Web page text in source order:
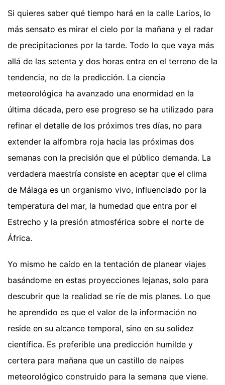
Si quieres saber qué tiempo hará en la calle Larios, lo
más sensato es mirar el cielo por la mañana y el radar
de precipitaciones por la tarde. Todo lo que vaya más
allá de las setenta y dos horas entra en el terreno de la
tendencia, no de la predicción. La ciencia
meteorológica ha avanzado una enormidad en la
última década, pero ese progreso se ha utilizado para
refinar el detalle de los próximos tres días, no para
extender la alfombra roja hacia las próximas dos
semanas con la precisión que el público demanda. La
verdadera maestría consiste en aceptar que el clima
de Málaga es un organismo vivo, influenciado por la
temperatura del mar, la humedad que entra por el
Estrecho y la presión atmosférica sobre el norte de
África.
Yo mismo he caído en la tentación de planear viajes
basándome en estas proyecciones lejanas, solo para
descubrir que la realidad se ríe de mis planes. Lo que
he aprendido es que el valor de la información no
reside en su alcance temporal, sino en su solidez
científica. Es preferible una predicción humilde y
certera para mañana que un castillo de naipes
meteorológico construido para la semana que viene.